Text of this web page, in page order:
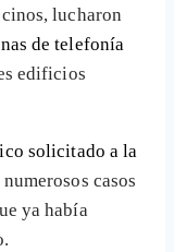
lucharon
de telefonía
edificios
solicitado a la
casos
ya había